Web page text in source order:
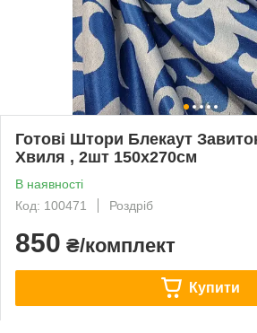
Готові Штори Блекаут
Хвиля , 2шт 150х270см
В наявності
Код: 100471
Роздріб
850 ₴/комплект
Купити